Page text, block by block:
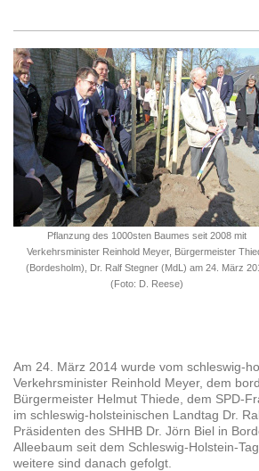
Pflanzung des 1000sten Baumes seit 2008 mit
Verkehrsminister Reinhold Meyer, Bürgermeister
(Bordesholm), Dr. Ralf Stegner (MdL) am 24. März
(Foto: D. Reese)
Am 24. März 2014 wurde vom schleswig-
Verkehrsminister Reinhold Meyer, dem
Bürgermeister Helmut Thiede, dem SPD-
im schleswig-holsteinischen Landtag Dr.
Präsidenten des SHHB Dr. Jörn Biel in
Alleebaum seit dem Schleswig-Holstein-
weitere sind danach gefolgt.